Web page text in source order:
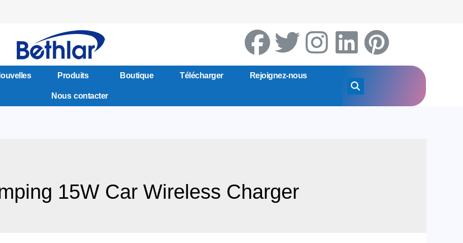
Produits Boutique Télécharger Rejoignez-nous
Nous contacter
15W Car Wireless Charger